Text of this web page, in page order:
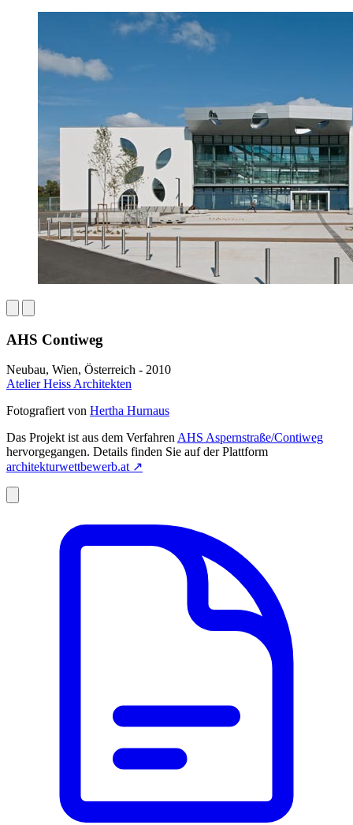
AHS Contiweg
Neubau, Wien, Österreich - 2010
Atelier Heiss Architekten
Fotografiert von Hertha Hurnaus
Das Projekt ist aus dem VerfahrenAHS Aspernstraße/Contiweg
hervorgegangen. Details finden Sie auf der Plattform
architekturwettbewerb.at ↗